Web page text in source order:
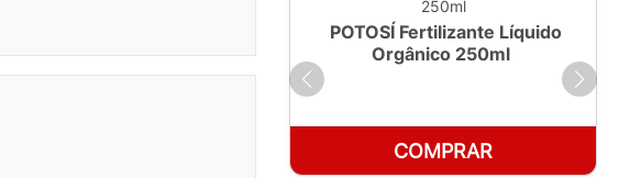
Orgânico 1 LT
POTOSÍ Fertilizante Líquido
Orgânico 250ml
COMPRAR